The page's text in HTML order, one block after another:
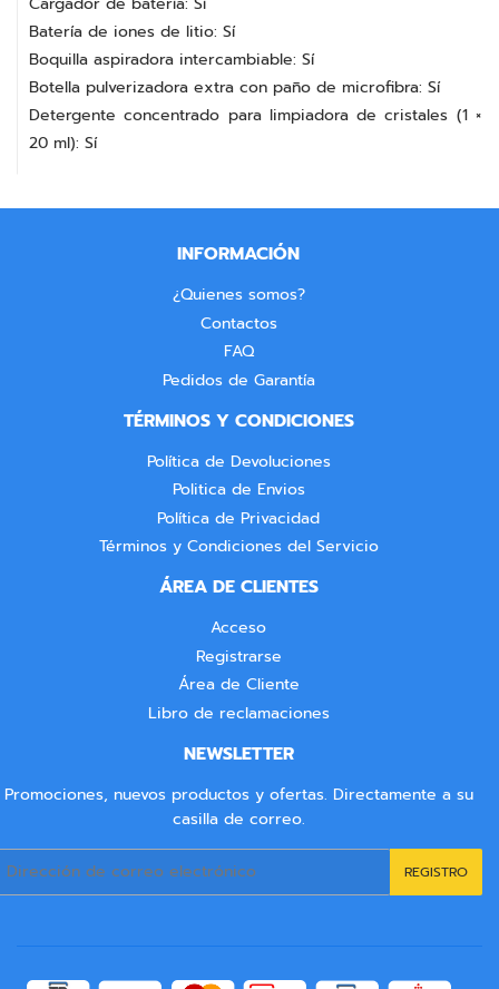
Batería de iones de litio: Sí
Boquilla aspiradora intercambiable: Sí
Botella pulverizadora extra con paño de microfibra: Sí
Detergente concentrado para limpiadora de cristales (1 ×
20 ml): Sí
INFORMACIÓN
¿Quienes somos?
Contactos
FAQ
Pedidos de Garantía
TÉRMINOS Y CONDICIONES
Política de Devoluciones
Politica de Envios
Política de Privacidad
Términos y Condiciones del Servicio
ÁREA DE CLIENTES
Acceso
Registrarse
Área de Cliente
Libro de reclamaciones
NEWSLETTER
Promociones, nuevos productos y ofertas. Directamente a su
casilla de correo.
REGISTRO